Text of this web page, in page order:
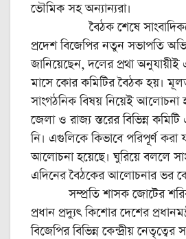
ভৌমিক সহ অন্যান্যরা।
বৈঠক শেষে সাংবাদিকদের
প্রদেশ বিজেপির নতুন সভাপতি
জানিয়েছেন, দলের প্রথা অনুযায়ীই
মাসে কোর কমিটির বৈঠক হয়।
সাংগঠনিক বিষয় নিয়েই আলোচনা
জেলা ও রাজ্য স্তরের বিভিন্ন
নি। এগুলিকে কিভাবে পরিপূর্ণ করা
আলোচনা হয়েছে। ঘুরিয়ে বললে
এদিনের বৈঠকের আলোচনার ভর
সম্প্রতি শাসক জোটের শরিক
প্রধান প্রদ্যুৎ কিশোর দেশের
বিজেপির বিভিন্ন কেন্দ্রীয় নেতৃত্বের